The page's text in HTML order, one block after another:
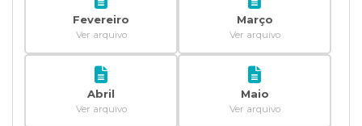
Fevereiro
Ver arquivo
Março
Ver arquivo
Abril
Ver arquivo
Maio
Ver arquivo